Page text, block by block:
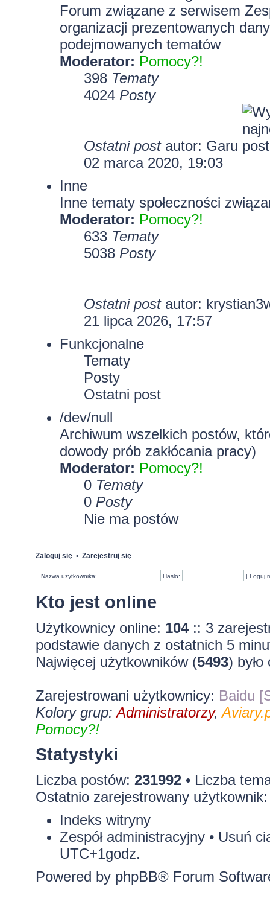
Forum związane z serwisem
organizacji prezentowanych
podejmowanych tematów
Moderator: Pomocy?!
398 Tematy
4024 Posty
Ostatni postautor: Garu
02 marca 2020, 19:03
Inne
Inne tematy społeczności
Moderator: Pomocy?!
633 Tematy
5038 Posty
Ostatni postautor:
21 lipca 2026, 17:57
Funkcjonalne
Tematy
Posty
Ostatni post
/dev/null
Archiwum wszelkich postów,
dowody prób zakłócania pracy)
Moderator: Pomocy?!
0 Tematy
0 Posty
Nie ma postów
Zaloguj się• Zarejestruj się
Nazwa użytkownika: Hasło: |Loguj
Kto jest online
Użytkownicy online: 104:: 3
podstawie danych z ostatnich 5
Najwięcej użytkowników (5493)
Zarejestrowani użytkownicy: Baidu
Kolory grup:Administratorzy,
Pomocy?!
Statystyki
Liczba postów: 231992• Liczba
Ostatnio zarejestrowany
Indeks witryny
Zespół administracyjny• Usuń
UTC+1godz.
Powered by phpBB® Forum